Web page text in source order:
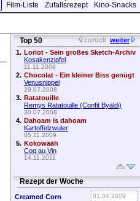
Film-Liste Zufallsrezept Kino-Snacks
zurück weiter
Top 50
1. Loriot - Sein großes Sketch-Archiv
Kosakenzipfel
11.11.2008
2. Chocolat - Ein kleiner Biss genügt
Venusnippel
29.07.2008
3. Ratatouille
Remys Ratatouille (Confit Byaldi)
30.07.2008
4. Dahoam is dahoam
Kartoffelzwuler
05.11.2009
5. Kokowääh
Coq au Vin
14.11.2011
Rezept der Woche
01.04.2009
Creamed Corn